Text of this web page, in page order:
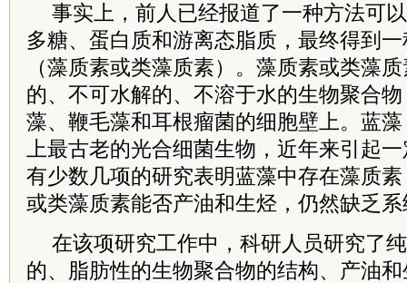
事实上，前人已经报道了一种方法可
多糖、蛋白质和游离态脂质，最终得到
（藻质素或类藻质素）。藻质素或类藻
的、不可水解的、不溶于水的生物聚合
藻、鞭毛藻和耳根瘤菌的细胞壁上。蓝
上最古老的光合细菌生物，近年来引起
有少数几项的研究表明蓝藻中存在藻质
或类藻质素能否产油和生烃，仍然缺乏
在该项研究工作中，科研人员研究了
的、脂肪性的生物聚合物的结构、产油